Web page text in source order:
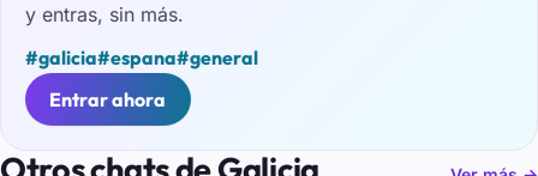
y entras, sin más.
#galicia#espana#general
Entrar ahora